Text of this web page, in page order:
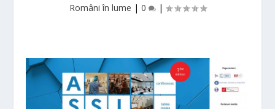
Români în lume | 0 |